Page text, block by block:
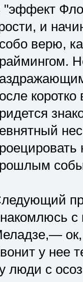
"эффект
и
верю,
с
ок,
у нее
люди с